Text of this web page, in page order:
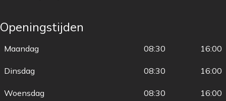
Openingstijden
Maandag 08:30 16:00
Dinsdag 08:30 16:00
Woensdag 08:30 16:00